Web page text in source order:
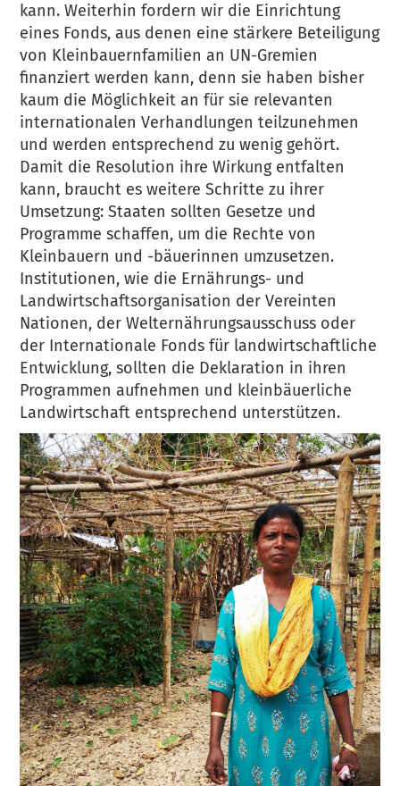
kann. Weiterhin fordern wir die Einrichtung
eines Fonds, aus denen eine stärkere Beteiligung
von Kleinbauernfamilien an UN-Gremien
finanziert werden kann, denn sie haben bisher
kaum die Möglichkeit an für sie relevanten
internationalen Verhandlungen teilzunehmen
und werden entsprechend zu wenig gehört.
Damit die Resolution ihre Wirkung entfalten
kann, braucht es weitere Schritte zu ihrer
Umsetzung: Staaten sollten Gesetze und
Programme schaffen, um die Rechte von
Kleinbauern und -bäuerinnen umzusetzen.
Institutionen, wie die Ernährungs- und
Landwirtschaftsorganisation der Vereinten
Nationen, der Welternährungsausschuss oder
der Internationale Fonds für landwirtschaftliche
Entwicklung, sollten die Deklaration in ihren
Programmen aufnehmen und kleinbäuerliche
Landwirtschaft entsprechend unterstützen.